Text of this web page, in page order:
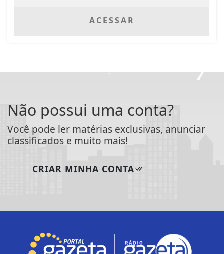
ACESSAR
Não possui uma conta?
Você pode ler matérias exclusivas, anunciar
classificados e muito mais!
CRIAR MINHA CONTA